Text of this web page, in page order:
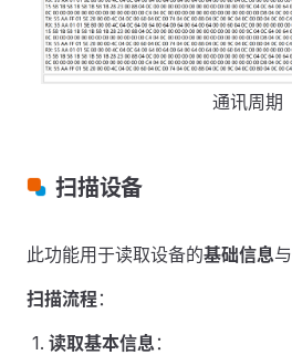
通讯周期
扫描设备
此功能用于读取设备的基础信息
扫描流程：
读取基本信息 ：